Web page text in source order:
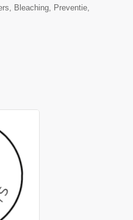
Bleaching, Preventie,